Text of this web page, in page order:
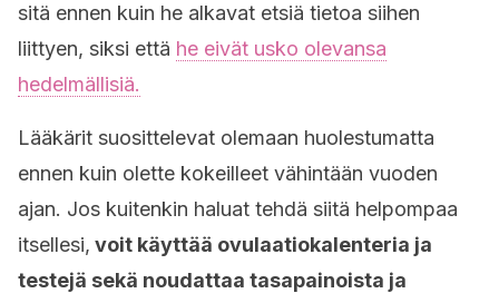
sitä ennen kuin he alkavat etsiä tietoa siihen
liittyen, siksi että he eivät usko olevansa
hedelmällisiä.
Lääkärit suosittelevat olemaan huolestumatta
ennen kuin olette kokeilleet vähintään vuoden
ajan. Jos kuitenkin haluat tehdä siitä helpompaa
itsellesi, voit käyttää ovulaatiokalenteria ja
testejä sekä noudattaa tasapainoista ja